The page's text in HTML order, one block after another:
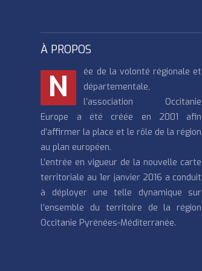
À PROPOS
N
ée de la volonté régionale et
départementale,
l’association Occitanie
Europe a été créée en 2001 afin
d’affirmer la place et le rôle de la région
au plan européen.
L’entrée en vigueur de la nouvelle carte
territoriale au 1er janvier 2016 a conduit
à déployer une telle dynamique sur
l’ensemble du territoire de la région
Occitanie Pyrénées-Méditerranée.